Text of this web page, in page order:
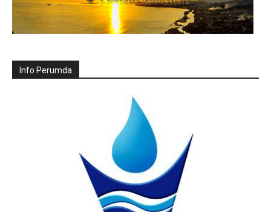
Info Perumda